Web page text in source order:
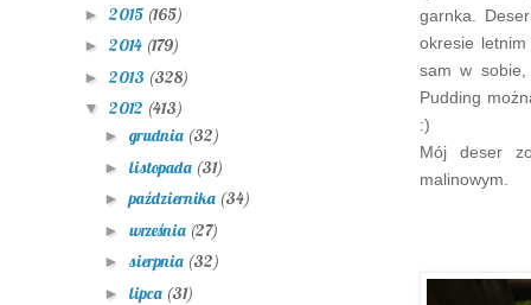
garnka.
okresie letnim
sam w sobie,
Pudding
:)
Mój deser
malinowym.
► 2015 (165)
► 2014 (179)
► 2013 (328)
▼ 2012 (413)
► grudnia (32)
► listopada (31)
►października (34)
► września (27)
► sierpnia (32)
► lipca (31)